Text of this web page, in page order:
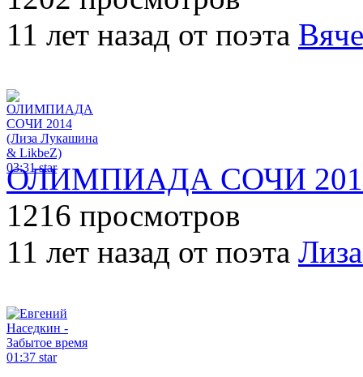
11 лет назад от поэта
03:31 star
ОЛИМПИАДА СОЧИ 2014
1216 просмотров
11 лет назад от поэта
01:37 star